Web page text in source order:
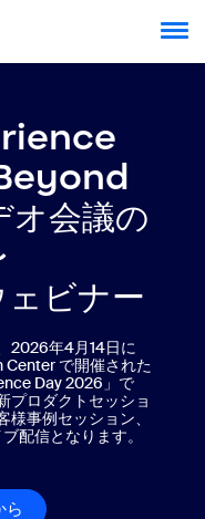
会議の
ビナー
2026年4月14日に
Center で開催された
Day 2026」で
プロダクトセッショ
事例セッション、
配信となります。
ら